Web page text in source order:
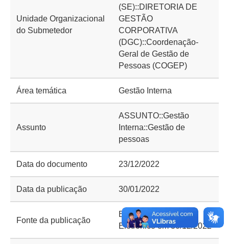
Unidade Organizacional
do Submetedor
(SE)::DIRETORIA DE
GESTÃO
CORPORATIVA
(DGC)::Coordenação-
Geral de Gestão de
Pessoas (COGEP)
Área temática Gestão Interna
Assunto
ASSUNTO::Gestão
Interna::Gestão de
pessoas
Data do documento 23/12/2022
Data da publicação 30/01/2022
Fonte da publicação
Boletim de Serviço
Eletrônico em 30/12/2022